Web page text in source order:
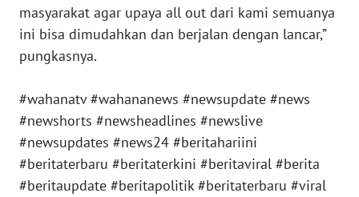
masyarakat agar upaya all out dari kami semuanya
ini bisa dimudahkan dan berjalan dengan lancar,”
pungkasnya.
#wahanatv #wahananews #newsupdate #news
#newshorts #newsheadlines #newslive
#newsupdates #news24 #beritahariini
#beritaterbaru #beritaterkini #beritaviral #berita
#beritaupdate #beritapolitik #beritaterbaru #viral
WN
KALTENG
WN
KALTARA